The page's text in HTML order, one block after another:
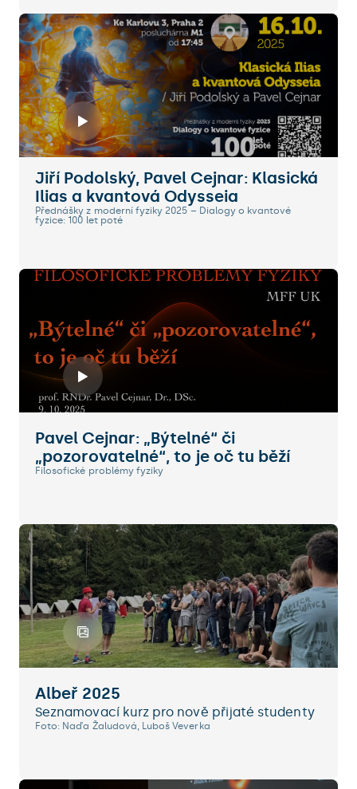
Jiří Podolský, Pavel Cejnar: Klasická
Ilias a kvantová Odysseia
Přednášky z moderní fyziky 2025 – Dialogy o kvantové
fyzice: 100 let poté
Pavel Cejnar: „Býtelné“ či
„pozorovatelné“, to je oč tu běží
Filosofické problémy fyziky
Albeř 2025
Seznamovací kurz pro nově přijaté studenty
Foto: Naďa Žaludová, Luboš Veverka